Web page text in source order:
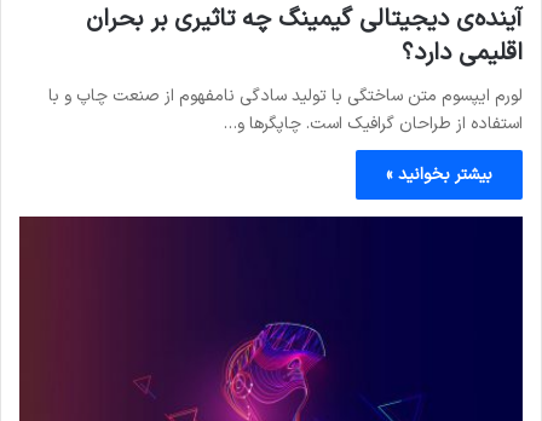
آینده‌ی دیجیتالی گیمینگ چه تاثیری بر بحران
اقلیمی دارد؟
لورم ایپسوم متن ساختگی با تولید سادگی نامفهوم از صنعت چاپ و با
استفاده از طراحان گرافیک است. چاپگرها و…
بیشتر بخوانید »